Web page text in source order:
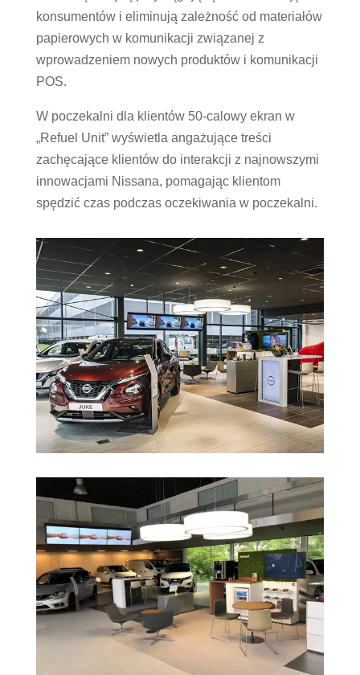
konsumentów i eliminują zależność od materiałów
papierowych w komunikacji związanej z
wprowadzeniem nowych produktów i komunikacji
POS.
W poczekalni dla klientów 50-calowy ekran w
„Refuel Unit” wyświetla angażujące treści
zachęcające klientów do interakcji z najnowszymi
innowacjami Nissana, pomagając klientom
spędzić czas podczas oczekiwania w poczekalni.